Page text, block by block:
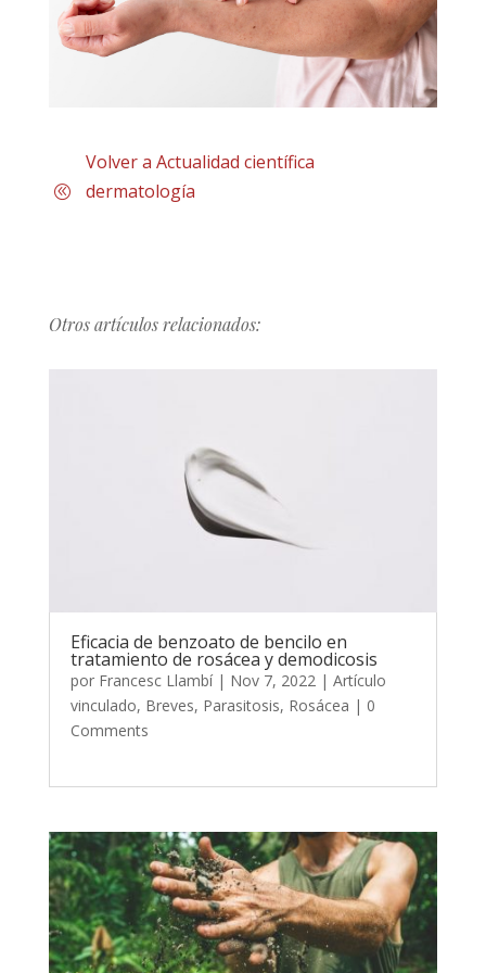
Volver a Actualidad científica
dermatología
Otros artículos relacionados:
Eficacia de benzoato de bencilo en
tratamiento de rosácea y demodicosis
por Francesc Llambí| Nov 7, 2022| Artículo
vinculado, Breves, Parasitosis, Rosácea | 0
Comments